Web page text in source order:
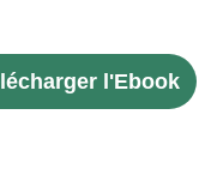
l'Ebook